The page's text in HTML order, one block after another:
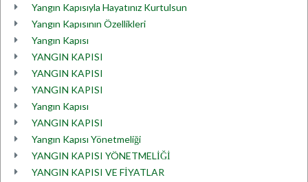
Yangın Kapısıyla Hayatınız Kurtulsun
Yangın Kapısının Özellikleri
Yangın Kapısı
YANGIN KAPISI
YANGIN KAPISI
YANGIN KAPISI
Yangın Kapısı
YANGIN KAPISI
Yangın Kapısı Yönetmeliği
YANGIN KAPISI YÖNETMELİĞİ
YANGIN KAPISI VE FİYATLAR